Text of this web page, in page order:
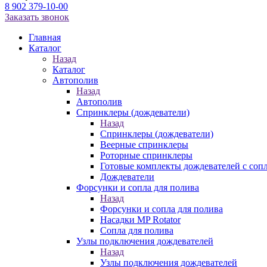
8 902 379-10-00
Заказать звонок
Главная
Каталог
Назад
Каталог
Автополив
Назад
Автополив
Спринклеры (дождеватели)
Назад
Спринклеры (дождеватели)
Веерные спринклеры
Роторные спринклеры
Готовые комплекты дождевателей с
Дождеватели
Форсунки и сопла для полива
Назад
Форсунки и сопла для полива
Насадки MP Rotator
Сопла для полива
Узлы подключения дождевателей
Назад
Узлы подключения дождевателей